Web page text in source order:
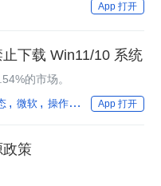
App 打开
下载 Win11/10 系统
的市场。
微软 操作系统 App 打开
政策